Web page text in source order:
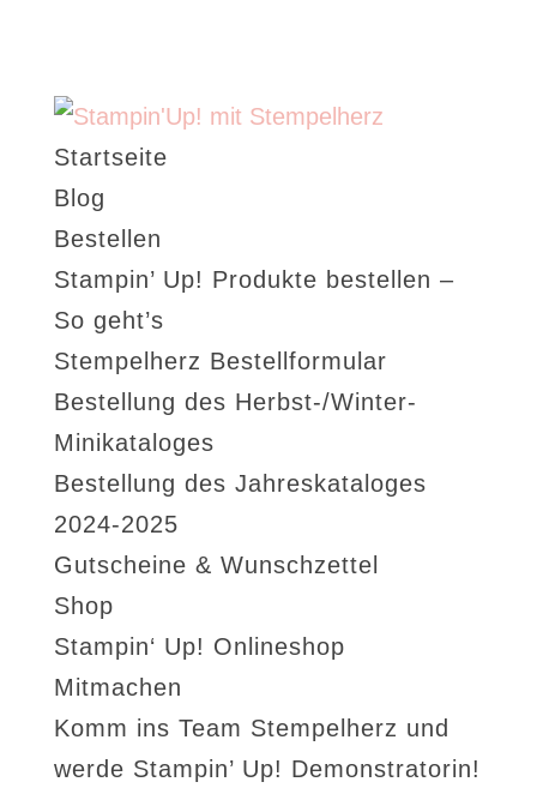
Startseite
Blog
Bestellen
Stampin’ Up! Produkte bestellen –
So geht’s
Stempelherz Bestellformular
Bestellung des Herbst-/Winter-
Minikataloges
Bestellung des Jahreskataloges
2024-2025
Gutscheine & Wunschzettel
Shop
Stampin‘ Up! Onlineshop
Mitmachen
Komm ins Team Stempelherz und
werde Stampin’ Up! Demonstratorin!